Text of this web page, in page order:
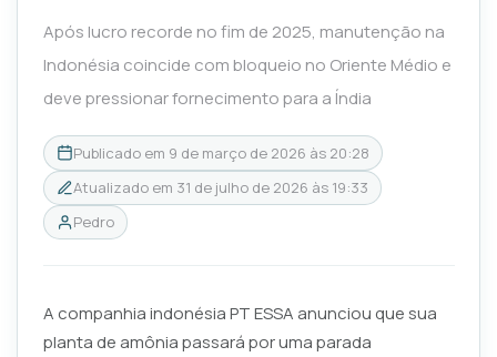
Após lucro recorde no fim de 2025, manutenção na
Indonésia coincide com bloqueio no Oriente Médio e
deve pressionar fornecimento para a Índia
Publicado em 9 de março de 2026 às 20:28
Atualizado em 31 de julho de 2026 às 19:33
Pedro
A companhia indonésia PT ESSA anunciou que sua
planta de amônia passará por uma parada